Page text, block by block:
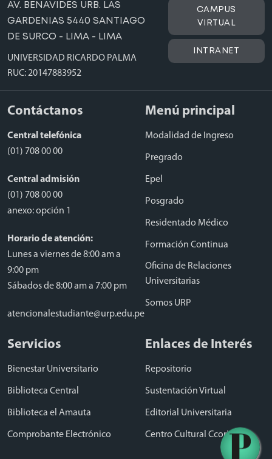
AV. BENAVIDES URB. LAS
GARDENIAS 5440 SANTIAGO
DE SURCO - LIMA - LIMA
UNIVERSIDAD RICARDO PALMA
RUC: 20147883952
CAMPUS
VIRTUAL
INTRANET
Contáctanos
Central telefónica
(01) 708 00 00
Central admisión
(01) 708 00 00
anexo: opción 1
Horario de atención:
Lunes a viernes de 8:00 am a
9:00 pm
Sábados de 8:00 am a 7:00 pm
atencionalestudiante@urp.edu.pe
Menú principal
Modalidad de Ingreso
Pregrado
Epel
Posgrado
Residentado Médico
Formación Continua
Oficina de Relaciones
Universitarias
Somos URP
Servicios
Bienestar Universitario
Biblioteca Central
Biblioteca el Amauta
Comprobante Electrónico
Enlaces de Interés
Repositorio
Sustentación Virtual
Editorial Universitaria
Centro Cultural Ccori Wasi